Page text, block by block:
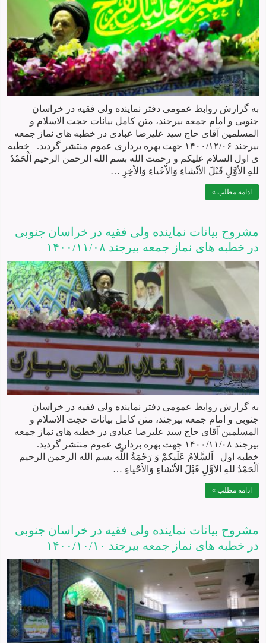
به گزارش روابط عمومی دفتر نماینده ولی فقیه در خراسان
جنوبی و امام جمعه بیرجند، متن کامل بیانات حجت الاسلام و
المسلمین آقای حاج سید علیرضا عبادی در خطبه های نماز جمعه
بیرجند ۱۴۰۰/۱۲/۰۶ جهت بهره برداری عموم منتشر گردید. خطبه
ی اول السلام علیکم و رحمت الله بسم الله الرحمن الرحیم اَلْحَمْدُ
للهِ الأوَّلِ قَبْلَ الاْنْشاءِ وَالاْحْياءِ وَالاْخِرِ …
ادامه مطلب »
مشروح بیانات نماينده ولی فقيه در خراسان جنوبی
در خطبه های نماز جمعه بيرجند ۱۴۰۰/۱۱/۰۸
به گزارش روابط عمومی دفتر نماینده ولی فقیه در خراسان
جنوبی و امام جمعه بیرجند، متن کامل بیانات حجت الاسلام و
المسلمین آقای حاج سید علیرضا عبادی در خطبه های نماز جمعه
بیرجند ۱۴۰۰/۱۱/۰۸ جهت بهره برداری عموم منتشر گردید.
خطبه اول اَلسَّلامُ عَلَیکمْ وَ رَحْمَةُ اللَّه بسم الله الرحمن الرحیم
اَلْحَمْدُ للهِ الأوَّلِ قَبْلَ الاْنْشاءِ وَالاْحْياءِ …
ادامه مطلب »
مشروح بیانات نماينده ولی فقيه در خراسان جنوبی
در خطبه های نماز جمعه بيرجند ۱۴۰۰/۱۰/۱۰